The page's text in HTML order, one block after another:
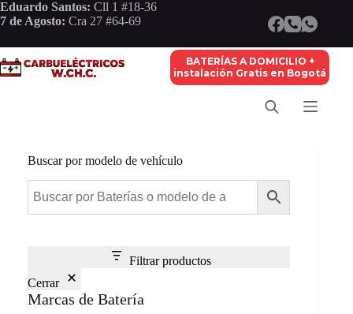
Saltar
al
Eduardo Santos: Cll 1 #18-36
7 de Agosto: Cra 27 #64-69
BATERÍAS A DOMICILIO +
instalación Gratis en Bogotá
Buscar por modelo de vehículo
Filtrar productos
Cerrar
Marcas de Batería